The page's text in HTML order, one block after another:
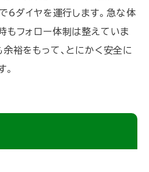
6ダイヤを運行します。急な体
もフォロー体制は整えていま
裕をもって、とにかく安全に